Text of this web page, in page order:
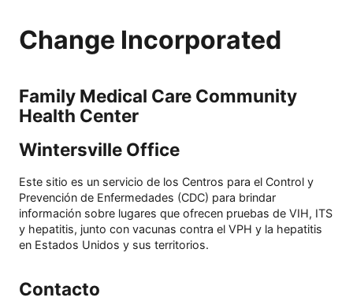
Change Incorporated
Family Medical Care Community
Health Center
Wintersville Office
Este sitio es un servicio de los Centros para el Control y
Prevención de Enfermedades (CDC) para brindar
información sobre lugares que ofrecen pruebas de VIH, ITS
y hepatitis, junto con vacunas contra el VPH y la hepatitis
en Estados Unidos y sus territorios.
Contacto